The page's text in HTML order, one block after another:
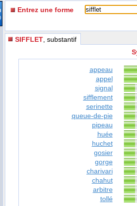
Entrez une forme
SIFFLET , substantif
appeau
appel
signal
sifflement
serinette
queue-de-pie
pipeau
huée
huchet
gosier
gorge
charivari
chahut
arbitre
tollé